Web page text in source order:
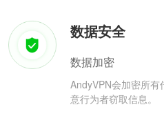
数据安全
数据加密
AndyVPN会加密所
意行为者窃取信息。